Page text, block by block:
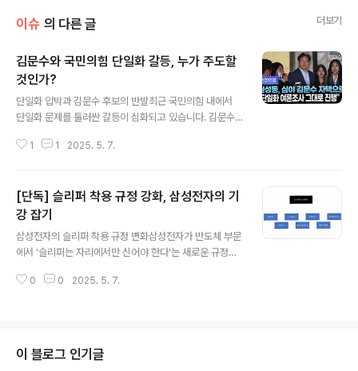
이슈 의 다른 글 더보기
김문수와 국민의힘 단일화 갈등, 누가 주도할
것인가?
단일화 압박과 김문수 후보의 반발최근 국민의힘 내에서
단일화 문제를 둘러싼 갈등이 심화되고 있습니다. 김문수
을 드러내며, '더는 단일화에 개입 말고 관련 업무를 즉시
다. 김 후보는 '내일 18시에 한덕수 후보를 단독으로 만날
것'이라는 입장을 밝히며, '이 약속은 후보가 제안했고, 불
필요한 논쟁은 없어야 한다'고 강조했습니다. 이와 같은 발
언은 당내 갈등이 심화되고 있음을 잘 보여줍니다. 국민의
힘 지도부와의 갈등 심화김문수 후보의 요구에도 불구하고
국민의힘 지도부는 여론조사 진행을 강행할 의지를 보이고
1 1 2025. 5. 7.
[단독] 슬리퍼 착용 규정 강화, 삼성전자의 기
강 잡기
삼성전자의 슬리퍼 착용 규정 변화삼성전자가 반도체 부문
에서 '슬리퍼는 자리에서만 신어야 한다'는 새로운 규정을
적용되며, 안전을 위한 조치로 발표되었습니다. 삼성전자
근 SK하이닉스에 비해 D램 시장 점유율이 떨어지는 상황
에서, 이러한 조치를 통해 경쟁력을 되찾으려는 의도가 엿
0 0 2025. 5. 7.
이 블로그 인기글